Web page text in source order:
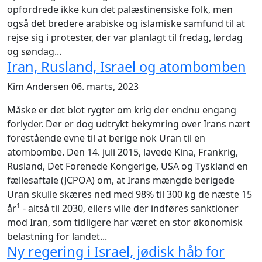
opfordrede ikke kun det palæstinensiske folk, men
også det bredere arabiske og islamiske samfund til at
rejse sig i protester, der var planlagt til fredag, lørdag
og søndag...
Iran, Rusland, Israel og atombomben
Kim Andersen 06. marts, 2023
Måske er det blot rygter om krig der endnu engang
forlyder. Der er dog udtrykt bekymring over Irans nært
forestående evne til at berige nok Uran til en
atombombe. Den 14. juli 2015, lavede Kina, Frankrig,
Rusland, Det Forenede Kongerige, USA og Tyskland en
fællesaftale (JCPOA) om, at Irans mængde berigede
Uran skulle skæres ned med 98% til 300 kg de næste 15
år1 - altså til 2030, ellers ville der indføres sanktioner
mod Iran, som tidligere har været en stor økonomisk
belastning for landet...
Ny regering i Israel, jødisk håb for